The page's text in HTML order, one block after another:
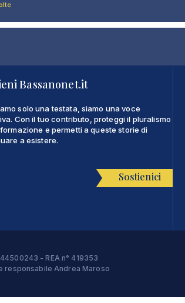
Bassanonet.it
solo una testata, siamo una voce
Con il tuo contributo, proteggi il pluralismo
e permetti a queste storie di
a esistere.
Sostienici
- REA n° 419353
responsabile Andrea Maroso